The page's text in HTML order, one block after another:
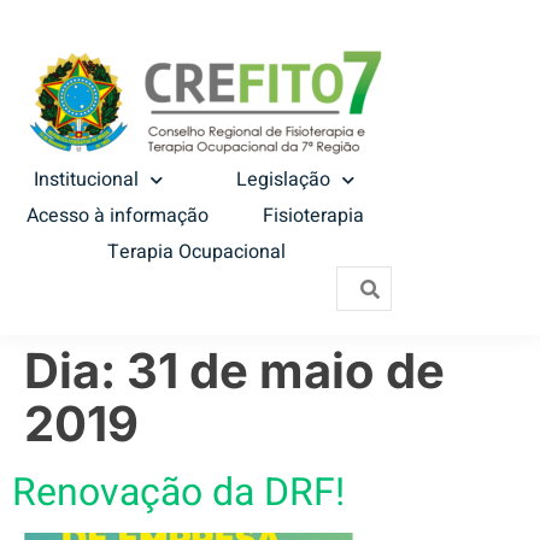
Institucional
Legislação
Acesso à informação
Fisioterapia
Terapia Ocupacional
Dia: 31 de maio de
2019
Renovação da DRF!